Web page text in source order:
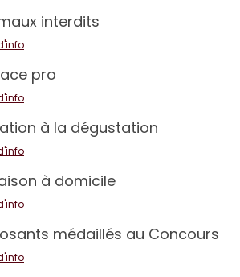
interdits
pro
à la dégustation
à domicile
médaillés au Concours